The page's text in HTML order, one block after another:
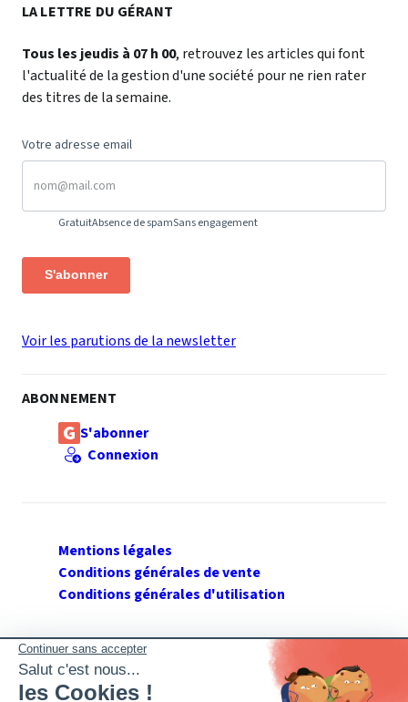
LA LETTRE DU GÉRANT
Tous les jeudis à 07 h 00, retrouvez les articles qui font
l'actualité de la gestion d'une société pour ne rien rater
des titres de la semaine.
Votre adresse email
GratuitAbsence de spamSans engagement
S'abonner
Voir les parutions de la newsletter
ABONNEMENT
S'abonner
Connexion
Mentions légales
Conditions générales de vente
Conditions générales d'utilisation
SUIVEZ GERANT DE SARL